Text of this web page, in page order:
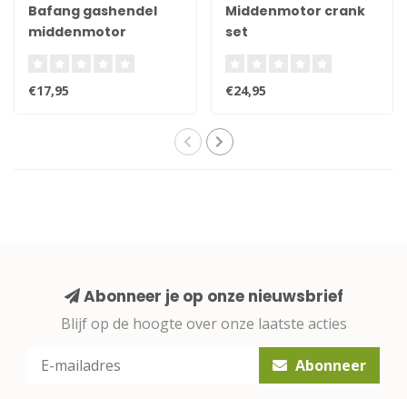
Bafang gashendel
middenmotor
€17,95
Middenmotor crank
set
€24,95
Abonneer je op onze nieuwsbrief
Blijf op de hoogte over onze laatste acties
Abonneer